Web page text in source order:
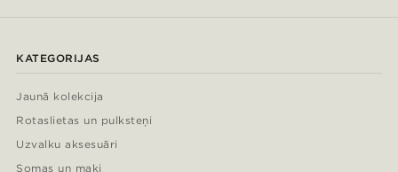
KATEGORIJAS
Jaunā kolekcija
Rotaslietas un pulksteņi
Uzvalku aksesuāri
Somas un maki